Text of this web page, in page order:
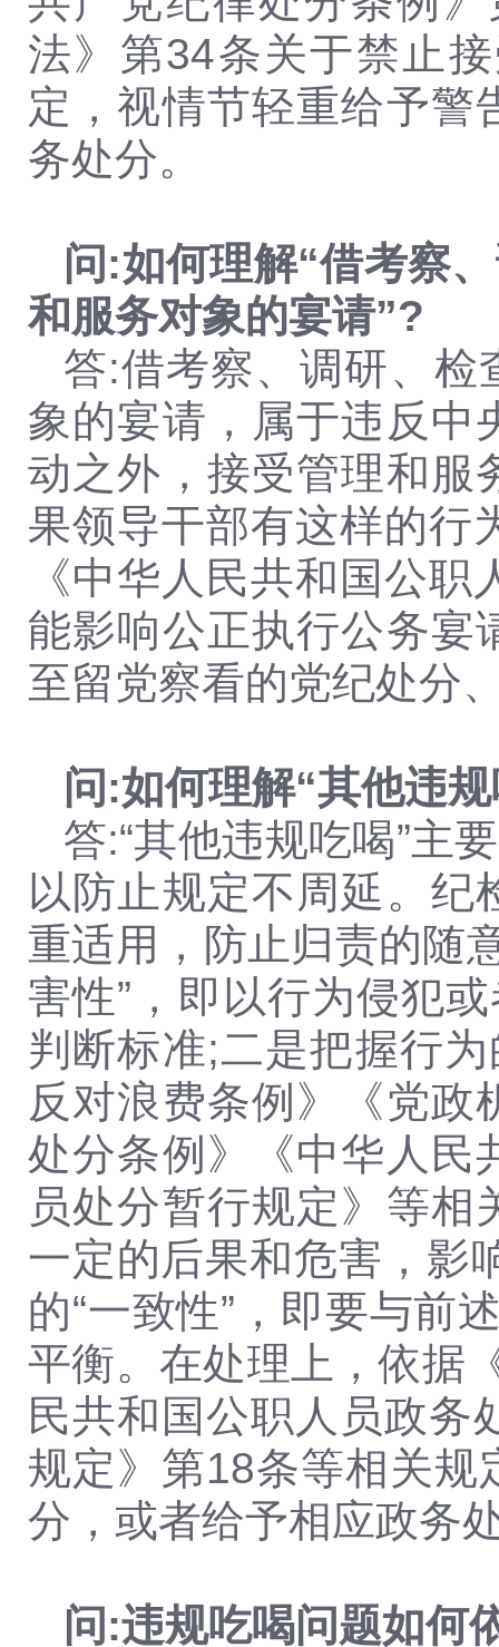
法》第34条关于禁止
定，视情节轻重给予警
务处分。
问:如何理解“借考察
和服务对象的宴请”?
答:借考察、调研、检
象的宴请，属于违反中
动之外，接受管理和服
果领导干部有这样的行
《中华人民共和国公
能影响公正执行公务宴
至留党察看的党纪处分
问:如何理解“其他违
答:“其他违规吃喝”主
以防止规定不周延。
重适用，防止归责的随
害性”，即以行为侵犯
判断标准;二是把握行
反对浪费条例》《党政
处分条例》《中华人民
员处分暂行规定》等相
一定的后果和危害，影
的“一致性”，即要与前
平衡。在处理上，依据
民共和国公职人员政务
规定》第18条等相关
分，或者给予相应政务
问:违规吃喝问题如何